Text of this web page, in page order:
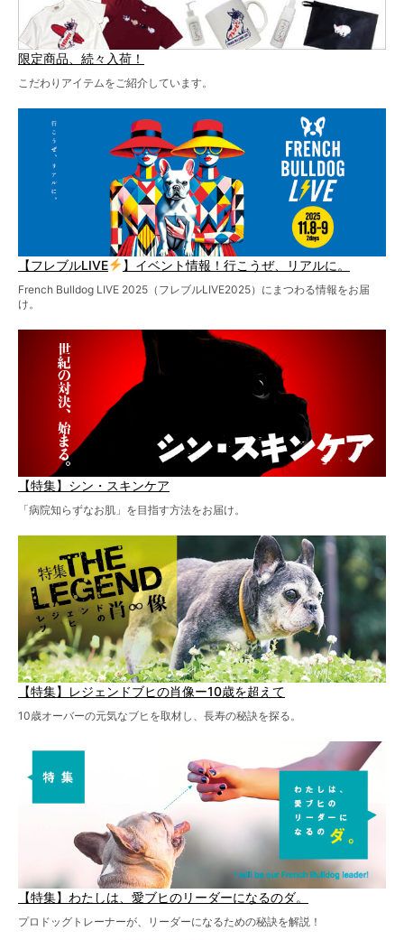
限定商品、続々入荷！
こだわりアイテムをご紹介しています。
【フレブルLIVE 】イベント情報！行こうぜ、リアルに。
French Bulldog LIVE 2025（フレブルLIVE2025）にまつわる情報をお届
け。
【特集】シン・スキンケア
「病院知らずなお肌」を目指す方法をお届け。
【特集】レジェンドブヒの肖像ー10歳を超えて
10歳オーバーの元気なブヒを取材し、長寿の秘訣を探る。
【特集】わたしは、愛ブヒのリーダーになるのダ。
プロドッグトレーナーが、リーダーになるための秘訣を解説！